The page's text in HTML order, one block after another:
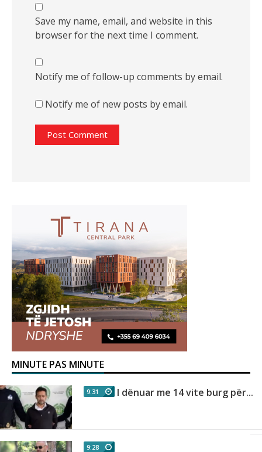
Save my name, email, and website in this
browser for the next time I comment.
Notify me of follow-up comments by email.
Notify me of new posts by email.
MINUTE PAS MINUTE
9:31 I dënuar me 14 vite burg për...
9:28